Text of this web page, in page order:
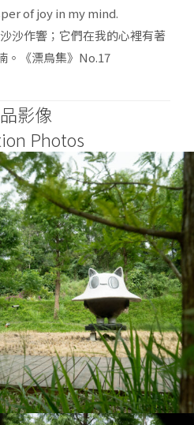
of joy in my mind.
沙作響；它們在我的心裡有著
。《漂鳥集》No.17
影像
Photos